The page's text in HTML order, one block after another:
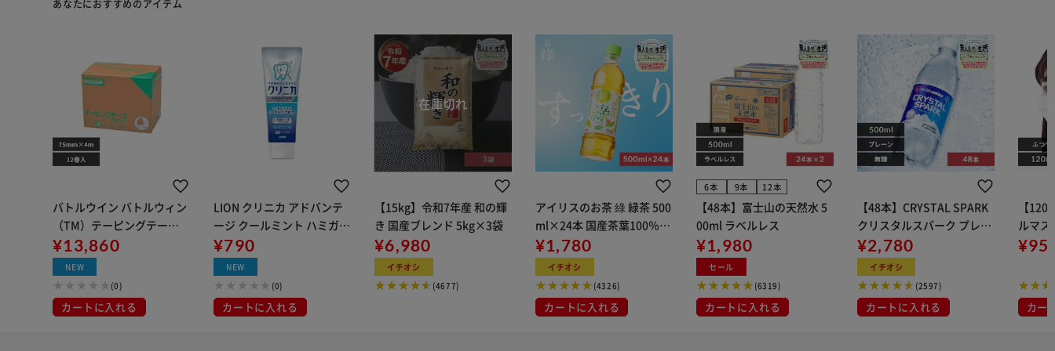
あなたにおすすめのアイテム
バトルウイン バトルウィン
（TM）テーピングテープB
E E－75 75MMX4M E75
¥13,860
NEW
(0)
カートに入れる
LION クリニカ アドバンテ
ージ クールミント ハミガキ
130g
¥790
NEW
(0)
カートに入れる
【15kg】令和7年産 和の輝
き 国産ブレンド 5kg×3袋
¥6,980
イチオシ
(4677)
アイリスのお茶 綠 緑茶 500
ml×24本 国産茶葉100％使
用
¥1,780
イチオシ
(4326)
カートに入れる
6本 9本 12本
【48本】富士山の天然水 5
00ml ラベルレス
¥1,980
セール
(6319)
カートに入れる
【48本】CRYSTAL SPARK
クリスタルスパーク プレー
ン 500ml
¥2,780
イチオシ
(2597)
カートに入れる
【
ルマス
イト 大容量
布
カー